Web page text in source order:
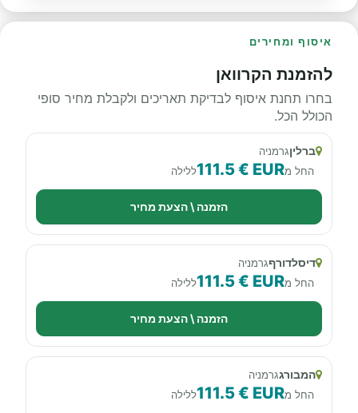
איסוף ומחירים
להזמנת הקרוואן
בחרו תחנת איסוף לבדיקת תאריכים ולקבלת מחיר סופי
הכולל הכל.
ברליןגרמניה
החל מ111.5 € EURללילה
הזמנה \ הצעת מחיר
דיסלדורףגרמניה
החל מ111.5 € EURללילה
הזמנה \ הצעת מחיר
המבורגגרמניה
החל מ111.5 € EURללילה